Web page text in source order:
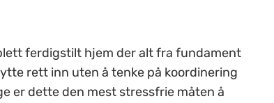
ferdigstilt hjem der alt fra fundament
rett inn uten å tenke på koordinering
er dette den mest stressfrie måten å